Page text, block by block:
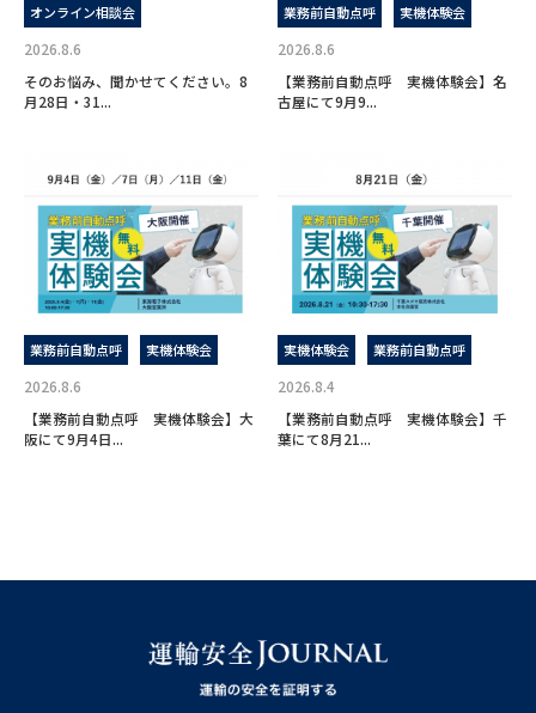
オンライン相談会
2026.8.6
そのお悩み、聞かせてください。8
月28日・31...
業務前自動点呼 実機体験会
2026.8.6
【業務前自動点呼 実機体験会】名
古屋にて9月9...
業務前自動点呼 実機体験会
2026.8.6
【業務前自動点呼 実機体験会】大
阪にて9月4日...
実機体験会 業務前自動点呼
2026.8.4
【業務前自動点呼 実機体験会】千
葉にて8月21...